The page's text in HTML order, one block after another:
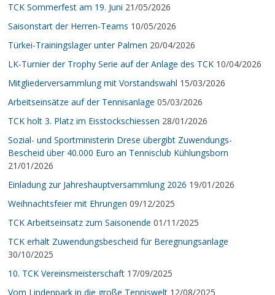
TCK Sommerfest am 19. Juni 21/05/2026
Saisonstart der Herren-Teams 10/05/2026
Türkei-Trainingslager unter Palmen 20/04/2026
LK-Turnier der Trophy Serie auf der Anlage des TCK 10/04/2026
Mitgliederversammlung mit Vorstandswahl 15/03/2026
Arbeitseinsätze auf der Tennisanlage 05/03/2026
TCK holt 3. Platz im Eisstockschiessen 28/01/2026
Sozial- und Sportministerin Drese übergibt Zuwendungs-
Bescheid über 40.000 Euro an Tennisclub Kühlungsborn
21/01/2026
Einladung zur Jahreshauptversammlung 2026 19/01/2026
Weihnachtsfeier mit Ehrungen 09/12/2025
TCK Arbeitseinsatz zum Saisonende 01/11/2025
TCK erhält Zuwendungsbescheid für Beregnungsanlage
30/10/2025
10. TCK Vereinsmeisterschaft 17/09/2025
Vom Lindenpark in die große Tenniswelt 12/08/2025